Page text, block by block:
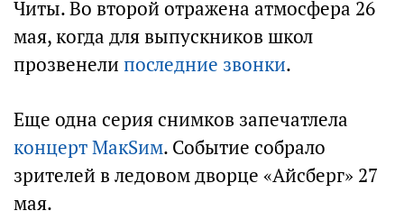
Читы. Во второй отражена атмосфера 26
мая, когда для выпускников школ
прозвенели последние звонки.
Еще одна серия снимков запечатлела
концерт МакSим. Событие собрало
зрителей в ледовом дворце «Айсберг» 27
мая.